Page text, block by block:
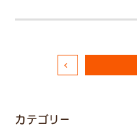
カテゴリー